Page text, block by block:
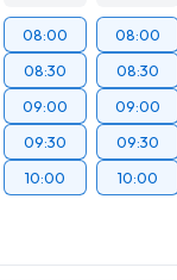
08:00
08:30
09:00
09:30
10:00
08:00
08:30
09:00
09:30
10:00